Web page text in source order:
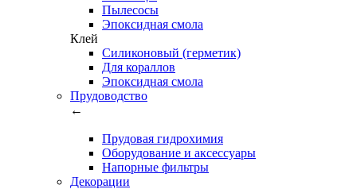
Пылесосы
Эпоксидная смола
Клей
Силиконовый (герметик)
Для кораллов
Эпоксидная смола
Прудоводство
←
Прудовая гидрохимия
Оборудование и аксессуары
Напорные фильтры
Декорации